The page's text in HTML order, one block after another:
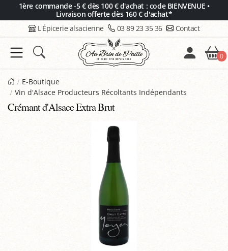
1ère commande -5 € dès 100 € d'achat : code BIENVENUE •
Livraison offerte dès 160 € d'achat*
L'Épicerie alsacienne 03 89 23 35 36 Contact
0
E-Boutique
Vin d'Alsace Producteurs Récoltants Indépendants
Crémant d'Alsace Extra Brut
Panneau de gestion des cookies